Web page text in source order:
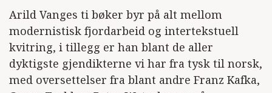
Arild Vanges ti bøker byr på alt mellom
modernistisk fjordarbeid og intertekstuell
kvitring, i tillegg er han blant de aller
dyktigste gjendikterne vi har fra tysk til norsk,
med oversettelser fra blant andre Franz Kafka,